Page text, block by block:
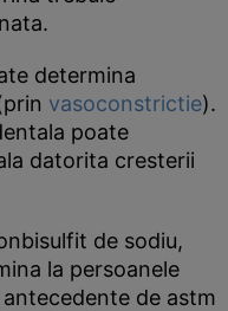
determina
vasoconstrictie).
poate
datorita cresterii
de sodiu,
la persoanele
de astm